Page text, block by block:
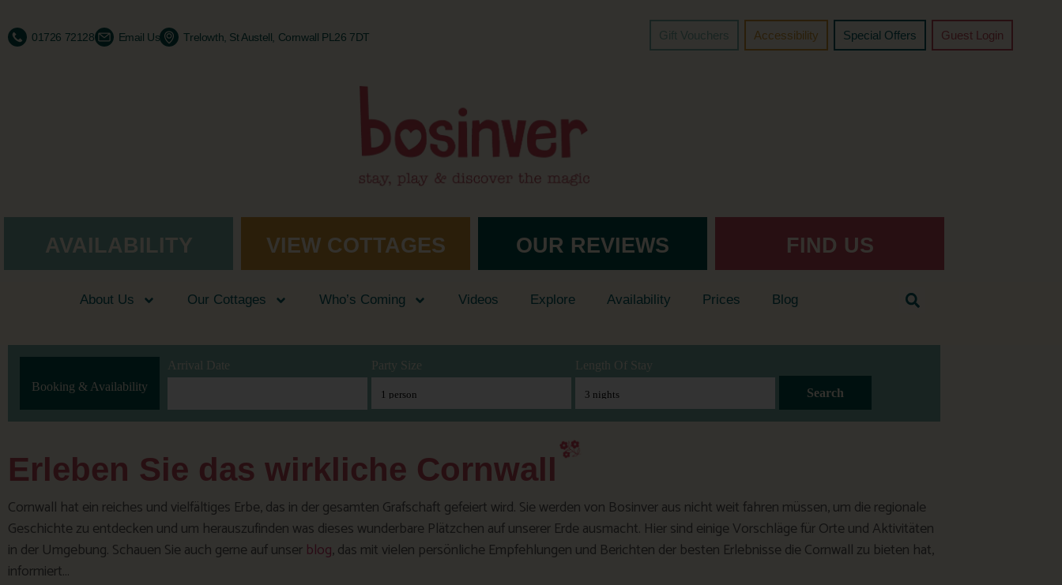
01726 72128 Email Us Trelowth, St Austell, Cornwall PL26 7DT Gift Vouchers Accessibility Special Offers Guest Login
AVAILABILITY VIEW COTTAGES OUR REVIEWS FIND US
About Us Our Cottages Who’s Coming Videos Explore Availability Prices Blog
Booking & Availability
Arrival Date Party Size Length Of Stay
Search
Erleben Sie das wirkliche Cornwall
Cornwall hat ein reiches und vielfältiges Erbe, das in der gesamten Grafschaft gefeiert wird. Sie werden von Bosinver aus nicht weit fahren müssen, um die regionale
Geschichte zu entdecken und um herauszufinden was dieses wunderbare Plätzchen auf unserer Erde ausmacht. Hier sind einige Vorschläge für Orte und Aktivitäten
in der Umgebung. Schauen Sie auch gerne auf unser blog, das mit vielen persönliche Empfehlungen und Berichten der besten Erlebnisse die Cornwall zu bieten hat,
informiert…